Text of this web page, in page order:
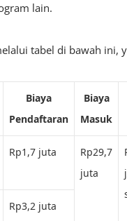
lain.
tabel di bawah ini,
Biaya
Pendaftaran
Biaya
Masuk
Rp1,7 juta
Rp29,7
juta
Rp3,2 juta